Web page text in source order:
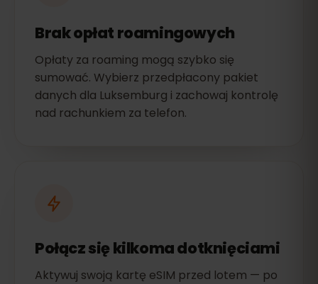
Brak opłat roamingowych
Opłaty za roaming mogą szybko się
sumować. Wybierz przedpłacony pakiet
danych dla Luksemburg i zachowaj kontrolę
nad rachunkiem za telefon.
Połącz się kilkoma dotknięciami
Aktywuj swoją kartę eSIM przed lotem — po